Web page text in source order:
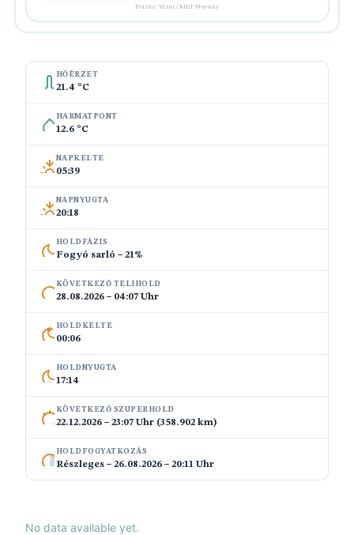
Forrás: Yr.no / MET Norway
HŐÉRZET
21.4 °C
HARMATPONT
12.6 °C
NAPKELTE
05:39
NAPNYUGTA
20:18
HOLDFÁZIS
Fogyó sarló – 21%
KÖVETKEZŐ TELIHOLD
28.08.2026 – 04:07 Uhr
HOLDKELTE
00:06
HOLDNYUGTA
17:14
KÖVETKEZŐ SZUPERHOLD
22.12.2026 – 23:07 Uhr (358.902 km)
HOLDFOGYATKOZÁS
Részleges – 26.08.2026 – 20:11 Uhr
No data available yet.